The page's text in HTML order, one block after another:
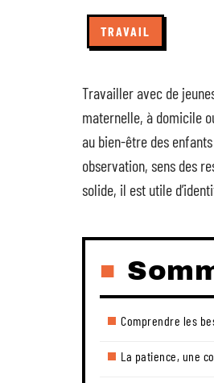
TRAVAIL
Travailler avec de
maternelle, à domicile
au bien-être des
observation, sens des
solide, il est utile
Comprendre les
La patience, une